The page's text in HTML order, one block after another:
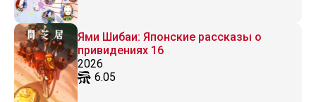
Ями Шибаи: Японские рассказы о
привидениях 16
2026
6.05